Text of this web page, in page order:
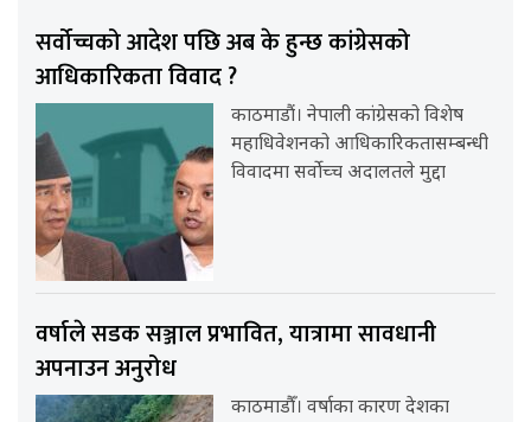
सर्वोच्चको आदेश पछि अब के हुन्छ कांग्रेसको
आधिकारिकता विवाद ?
काठमाडौं। नेपाली कांग्रेसको विशेष
महाधिवेशनको आधिकारिकतासम्बन्धी
विवादमा सर्वोच्च अदालतले मुद्दा
वर्षाले सडक सञ्जाल प्रभावित, यात्रामा सावधानी
अपनाउन अनुरोध
काठमाडौँ। वर्षाका कारण देशका